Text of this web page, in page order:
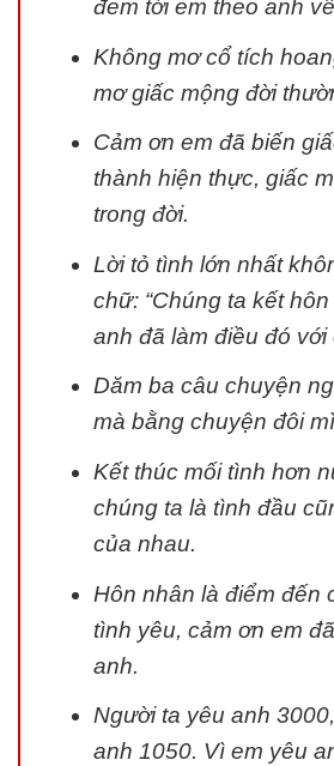
đem tới em theo anh
Không mơ cổ tích
mơ giấc mộng đời
Cảm ơn em đã biến
thành hiện thực, giấc
trong đời.
Lời tỏ tình lớn nhất
chữ: “Chúng ta kết hôn
anh đã làm điều đó với
Dăm ba câu chuyện
mà bằng chuyện đôi
Kết thúc mối tình hơn
chúng ta là tình đầu
của nhau.
Hôn nhân là điểm đến
tình yêu, cảm ơn em
anh.
Người ta yêu anh
anh 1050. Vì em yêu